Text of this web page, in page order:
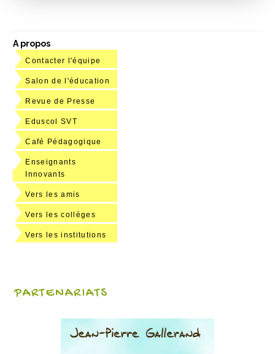
A propos
Contacter l'équipe
Salon de l'éducation
Revue de Presse
Eduscol SVT
Café Pédagogique
Enseignants
Innovants
Vers les amis
Vers les collèges
Vers les institutions
PARTENARIATS